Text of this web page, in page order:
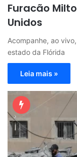
Furacão
Unidos
Acompanhe, ao
estado da Flórida
Leia mais »